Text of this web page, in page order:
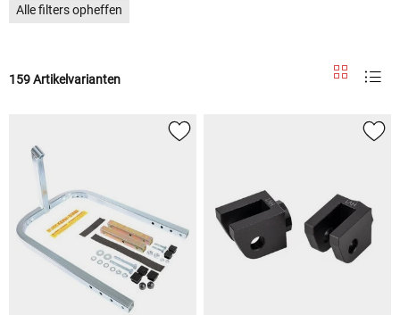
Alle filters opheffen
159 Artikelvarianten